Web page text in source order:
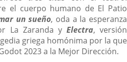
el cuerpo humano de El Patio
un sueño, oda a la esperanza
La Zaranda y Electra, versión
griega homónima por la que
2023 a la Mejor Dirección.